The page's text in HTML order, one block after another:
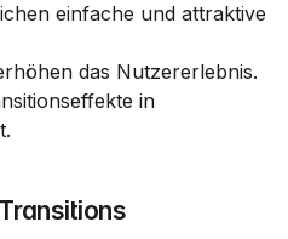
einfache und attraktive
das Nutzererlebnis.
in